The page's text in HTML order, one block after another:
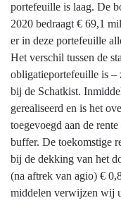
portefeuille is laag. De
2020 bedraagt € 69,1
er in deze portefeuille
Het verschil tussen de
obligatieportefeuille is –
bij de Schatkist.
gerealiseerd en is het
toegevoegd aan de
buffer. De toekomstige
bij de dekking van het
(na aftrek van agio) €
middelen verwijzen wij